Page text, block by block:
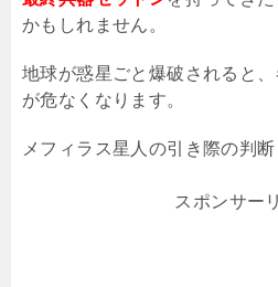
かもしれません。
地球が惑星ごと爆破されると
が危なくなります。
メフィラス星人の引き際の判
スポンサー